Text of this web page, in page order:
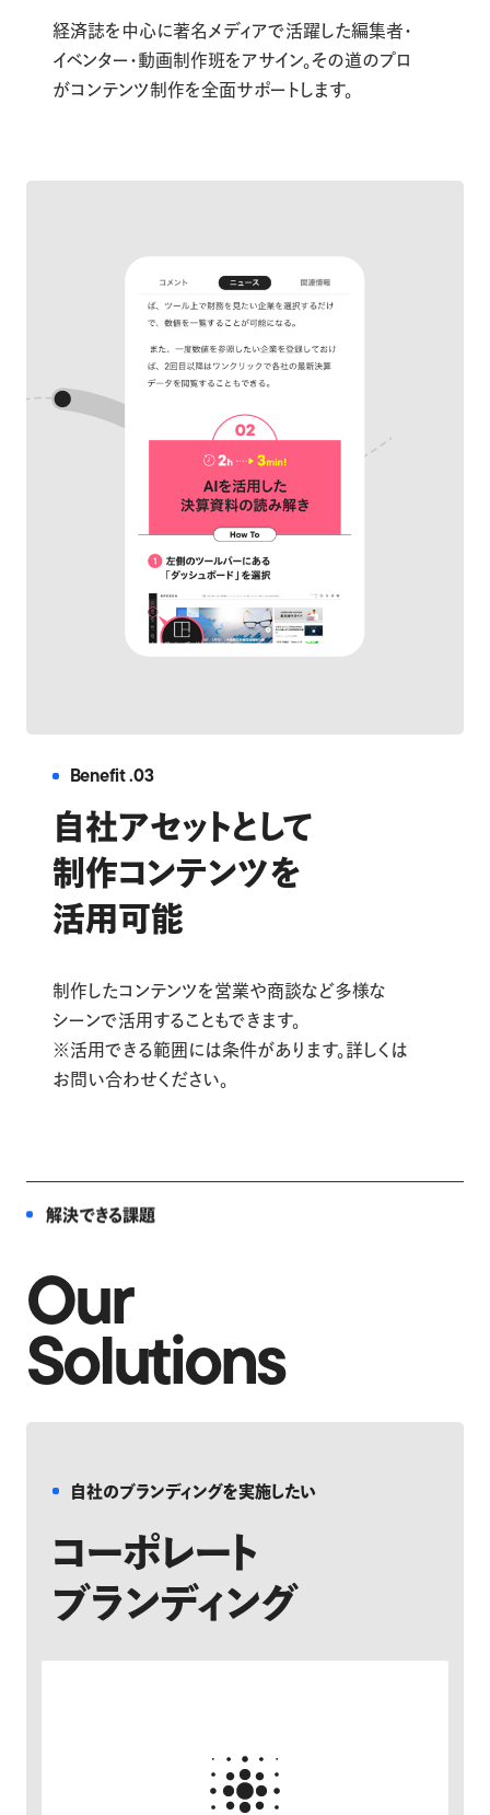
経済誌を中心に著名メディアで活躍した編集者・
イベンター・動画制作班をアサイン。その道のプロ
がコンテンツ制作を全面サポートします。
Benefit .03
自社アセットとして
制作コンテンツを
活用可能
制作したコンテンツを営業や商談など多様な
シーンで活用することもできます。
※活用できる範囲には条件があります。詳しくは
お問い合わせください。
解決できる課題
Our
Solutions
自社のブランディングを実施したい
コーポレート
ブランディング